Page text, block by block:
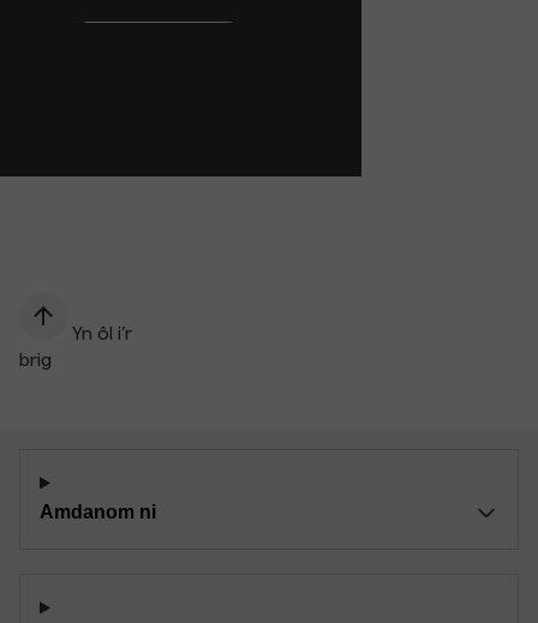
Yn ôl i’r
brig
Amdanom ni